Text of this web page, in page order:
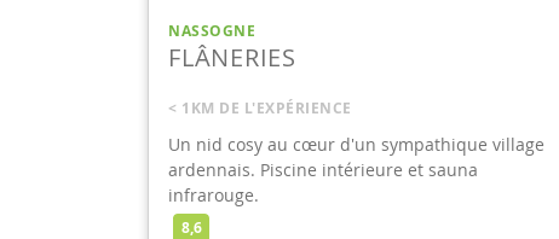
NASSOGNE
FLÂNERIES
< 1KM DE L'EXPÉRIENCE
Un nid cosy au cœur d'un sympathique village
ardennais. Piscine intérieure et sauna
infrarouge.
8,6